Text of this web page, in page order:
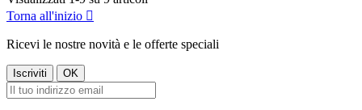
Torna all'inizio 
Ricevi le nostre novità e le offerte speciali